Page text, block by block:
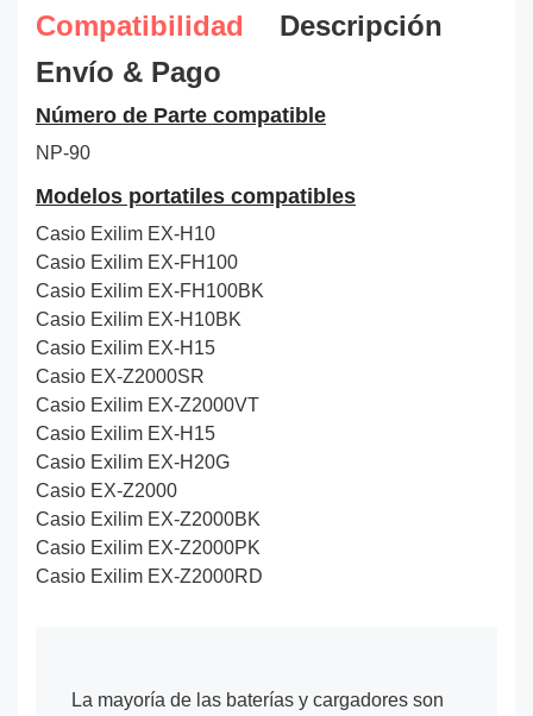
Compatibilidad
Descripción
Envío & Pago
Número de Parte compatible
NP-90
Modelos portatiles compatibles
Casio Exilim EX-H10
Casio Exilim EX-FH100
Casio Exilim EX-FH100BK
Casio Exilim EX-H10BK
Casio Exilim EX-H15
Casio EX-Z2000SR
Casio Exilim EX-Z2000VT
Casio Exilim EX-H15
Casio Exilim EX-H20G
Casio EX-Z2000
Casio Exilim EX-Z2000BK
Casio Exilim EX-Z2000PK
Casio Exilim EX-Z2000RD
La mayoría de las baterías y cargadores son